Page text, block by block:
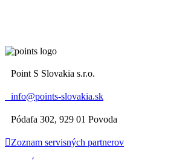
Point S Slovakia s.r.o.
info@points-slovakia.sk
Pódafa 302, 929 01 Povoda
Zoznam servisných partnerov